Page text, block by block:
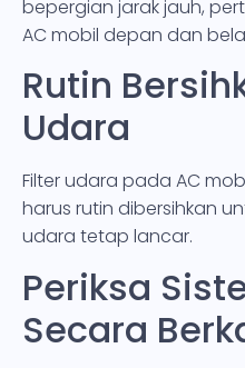
bepergian jarak jauh,
AC mobil depan dan
Rutin
Udara
Filter udara pada AC
harus rutin dibersihkan
udara tetap lancar.
Periksa
Secara